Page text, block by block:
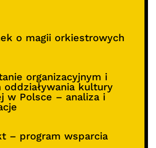
o magii orkiestrowych
organizacyjnym i
oddziaływania kultury
w Polsce – analiza i
– program wsparcia